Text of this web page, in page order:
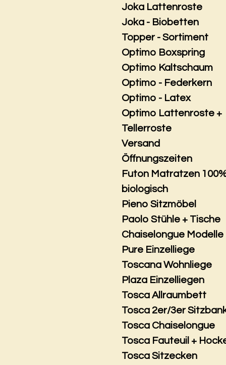
Joka Lattenroste
Joka - Biobetten
Topper - Sortiment
Optimo Boxspring
Optimo Kaltschaum
Optimo - Federkern
Optimo - Latex
Optimo Lattenroste +
Tellerroste
Versand
Öffnungszeiten
Futon Matratzen
biologisch
Pieno Sitzmöbel
Paolo Stühle + Tische
Chaiselongue Modelle
Pure Einzelliege
Toscana Wohnliege
Plaza Einzelliegen
Tosca Allraumbett
Tosca 2er/3er
Tosca Chaiselongue
Tosca Fauteuil +
Tosca Sitzecken